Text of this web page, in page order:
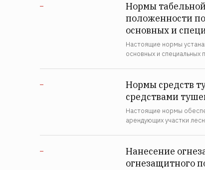
—
Нормы
положенности
основных и
Настоящие нормы
основных и
—
Нормы средств
средствами
Настоящие нормы
арендующих участки
—
Нанесение
огнезащитного